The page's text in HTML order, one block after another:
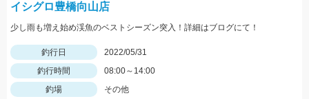
イシグロ豊橋向山店
少し雨も増え始め渓魚のベストシーズン突入！詳細はブログにて！
釣行日
2022/05/31
釣行時間
08:00～14:00
釣場
その他